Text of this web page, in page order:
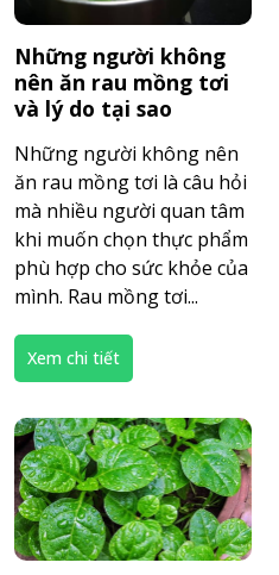
Những người không
nên ăn rau mồng tơi
và lý do tại sao
Những người không nên
ăn rau mồng tơi là câu hỏi
mà nhiều người quan tâm
khi muốn chọn thực phẩm
phù hợp cho sức khỏe của
mình. Rau mồng tơi...
Xem chi tiết